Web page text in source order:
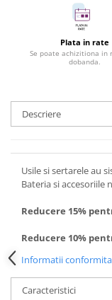
Plata in rate
Se poate achizitiona in
dobanda.
Descriere
Usile si sertarele au
Bateria si accesoriile
Reducere 15%
Reducere 10%
Informatii
Caracteristici